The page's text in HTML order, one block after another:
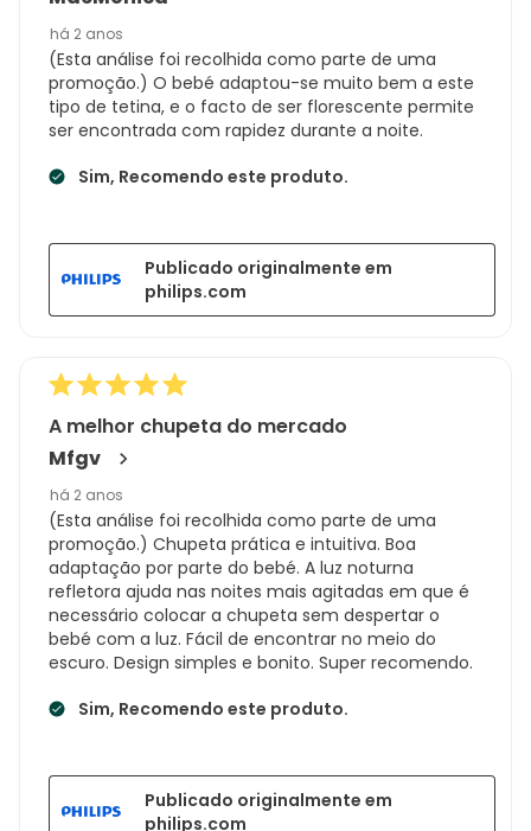
há 2 anos
(Esta análise foi recolhida como parte de uma
promoção.) O bebé adaptou-se muito bem a este
tipo de tetina, e o facto de ser florescente permite
ser encontrada com rapidez durante a noite.
Sim, Recomendo este produto.
Publicado originalmente em
philips.com
A melhor chupeta do mercado
Mfgv
há 2 anos
(Esta análise foi recolhida como parte de uma
promoção.) Chupeta prática e intuitiva. Boa
adaptação por parte do bebé. A luz noturna
refletora ajuda nas noites mais agitadas em que é
necessário colocar a chupeta sem despertar o
bebé com a luz. Fácil de encontrar no meio do
escuro. Design simples e bonito. Super recomendo.
Sim, Recomendo este produto.
Publicado originalmente em
philips.com